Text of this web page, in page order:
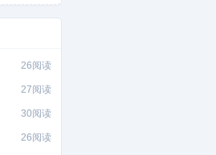
26阅读
27阅读
30阅读
26阅读